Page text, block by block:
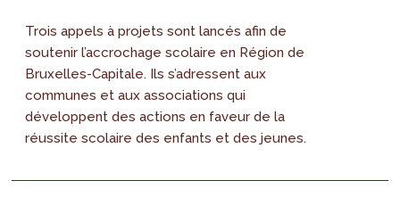
Trois appels à projets sont lancés afin de
soutenir l’accrochage scolaire en Région de
Bruxelles-Capitale. Ils s’adressent aux
communes et aux associations qui
développent des actions en faveur de la
réussite scolaire des enfants et des jeunes.